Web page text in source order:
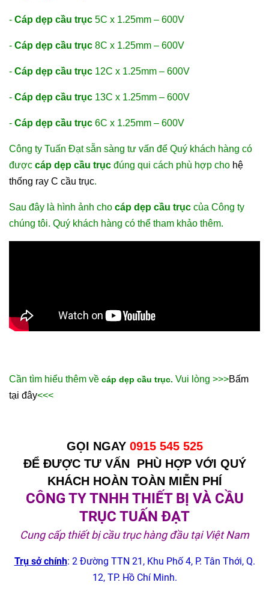
- Cáp dẹp cầu trục 5C x 1.25mm – 600V
- Cáp dẹp cầu trục 8C x 1.25mm – 600V
- Cáp dẹp cầu trục 12C x 1.25mm – 600V
- Cáp dẹp cầu trục 13C x 1.25mm – 600V
- Cáp dẹp cầu trục 6C x 1.25mm – 600V
Công ty Tuấn Đạt sẵn sàng tư vấn để Quý khách hàng có
được cáp dẹp cầu trục đúng qui cách phù hợp cho hệ
thống ray C cầu trục.
Sau đây là hình ảnh cho cáp dẹp cầu trục của Công ty
chúng tôi. Quý khách hàng có thể tham khảo thêm.
Cần tìm hiểu thêm về cáp dẹp cầu trục. Vui lòng >>>Bấm
tại đây<<<
GỌI NGAY 0915 545 525
ĐỂ ĐƯỢC TƯ VẤN PHÙ HỢP VỚI QUÝ
KHÁCH HOÀN TOÀN MIỄN PHÍ
CÔNG TY TNHH THIẾT BỊ VÀ CẦU
TRỤC TUẤN ĐẠT
Cung cấp thiết bị cầu trục hàng đầu tại Việt Nam
Trụ sở chính: 2 Đường TTN 21, Khu Phố 4, P. Tân Thới, Q.
12, TP. Hồ Chí Minh.